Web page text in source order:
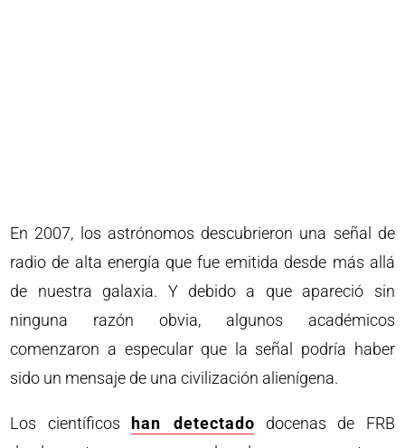
En 2007, los astrónomos descubrieron una señal de
radio de alta energía que fue emitida desde más allá
de nuestra galaxia. Y debido a que apareció sin
ninguna razón obvia, algunos académicos
comenzaron a especular que la señal podría haber
sido un mensaje de una civilización alienígena.
Los científicos han detectado docenas de FRB